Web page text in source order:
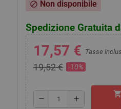
block Non disponibile
Spedizione Gratuita
17,57 € Tasse
19,52 € -10%
remove add
shopping_cart